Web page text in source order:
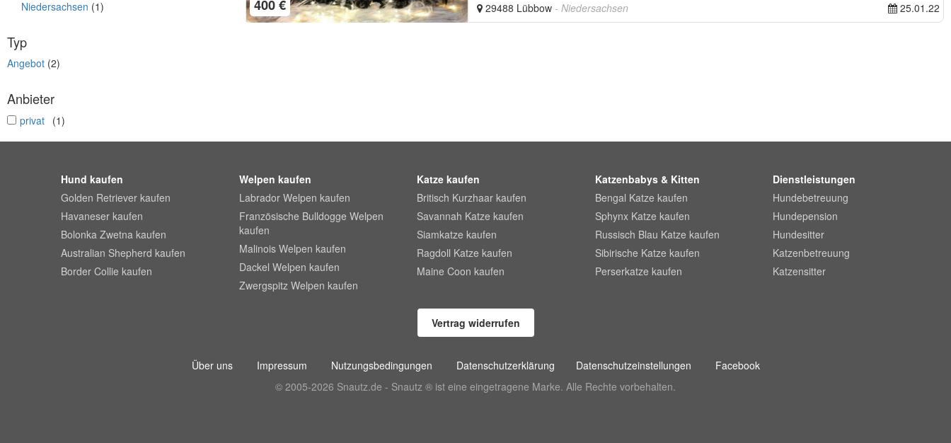
Niedersachsen (1)
Typ
Angebot (2)
Anbieter
undefined
privat (1)
400 € 29488 Lübbow - Niedersachsen 25.01.22
Hund kaufen
Golden Retriever kaufen
Havaneser kaufen
Bolonka Zwetna kaufen
Australian Shepherd kaufen
Border Collie kaufen
Welpen kaufen
Labrador Welpen kaufen
Französische Bulldogge Welpen
kaufen
Malinois Welpen kaufen
Dackel Welpen kaufen
Zwergspitz Welpen kaufen
Katze kaufen
Britisch Kurzhaar kaufen
Savannah Katze kaufen
Siamkatze kaufen
Ragdoll Katze kaufen
Maine Coon kaufen
Katzenbabys & Kitten
Bengal Katze kaufen
Sphynx Katze kaufen
Russisch Blau Katze kaufen
Sibirische Katze kaufen
Perserkatze kaufen
Dienstleistungen
Hundebetreuung
Hundepension
Hundesitter
Katzenbetreuung
Katzensitter
Vertrag widerrufen
Über uns Impressum Nutzungsbedingungen Datenschutzerklärung Datenschutzeinstellungen
Facebook
© 2005-2026 Snautz.de - Snautz ® ist eine eingetragene Marke. Alle Rechte vorbehalten.